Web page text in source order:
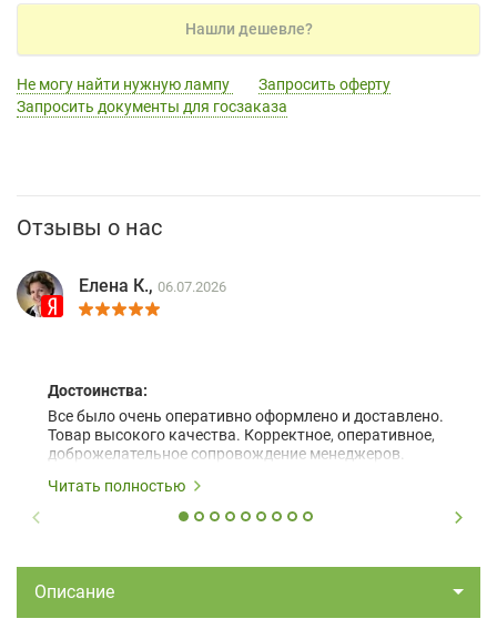
Нашли дешевле?
Не могу найти нужную лампу
Запросить оферту
Запросить документы для госзаказа
Отзывы о нас
Елена К., 06.07.2026
Достоинства:
Все было очень оперативно оформлено и доставлено.
Товар высокого качества. Корректное, оперативное,
доброжелательное сопровождение менеджеров.
Читать полностью
Описание